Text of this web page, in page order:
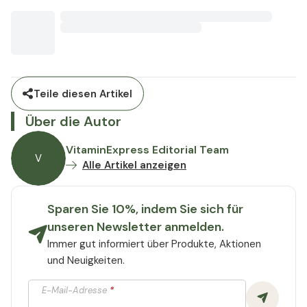
Teile diesen Artikel
Über die Autor
V
VitaminExpress Editorial Team
Alle Artikel anzeigen
Sparen Sie 10%, indem Sie sich für
unseren Newsletter anmelden.
Immer gut informiert über Produkte, Aktionen
und Neuigkeiten.
E-Mail-Adresse *